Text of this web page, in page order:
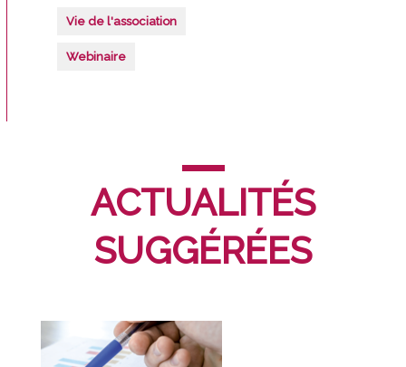
Vie de l'association
Webinaire
ACTUALITÉS
SUGGÉRÉES